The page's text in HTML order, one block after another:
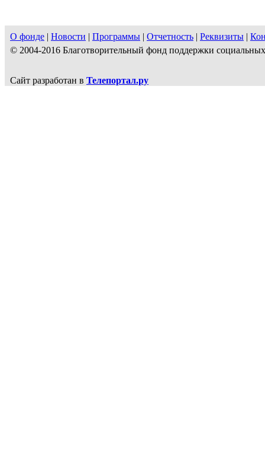
О фонде | Новости | Программы | Отчетность | Реквизиты |
© 2004-2016 Благотворительный фонд поддержки
Сайт разработан в Телепортал.ру